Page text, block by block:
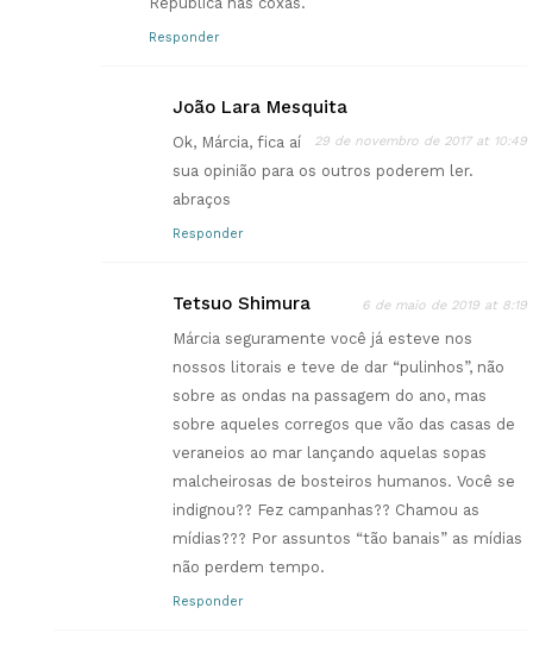
Responder
João Lara Mesquita
29 de novembro de 2017 at 10:49
Ok, Márcia, fica aí
sua opinião para os outros poderem ler.
abraços
Responder
Tetsuo Shimura 6 de maio de 2019 at 8:19
Márcia seguramente você já esteve nos
nossos litorais e teve de dar “pulinhos”, não
sobre as ondas na passagem do ano, mas
sobre aqueles corregos que vão das casas de
veraneios ao mar lançando aquelas sopas
malcheirosas de bosteiros humanos. Você se
indignou?? Fez campanhas?? Chamou as
mídias??? Por assuntos “tão banais” as mídias
não perdem tempo.
Responder